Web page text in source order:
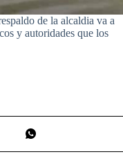
de la alcaldia va a
y autoridades que los